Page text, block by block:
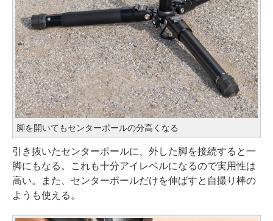
脚を開いてもセンターポールの分高くなる
引き抜いたセンターポールに、外した脚を接続すると一
脚にもなる。これも十分アイレベルになるので実用性は
高い。また、センターポールだけを伸ばすと自撮り棒の
ようも使える。